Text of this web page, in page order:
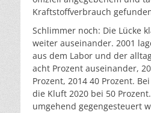
Kraftstoffverbrauch
Schlimmer noch: Die Lücke
weiter auseinander. 2001
aus dem Labor und der
acht Prozent auseinander,
Prozent, 2014 40 Prozent.
die Kluft 2020 bei 50
umgehend gegengesteuert